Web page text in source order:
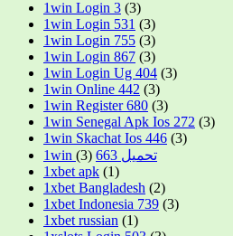
1win Login 3 (3)
1win Login 531 (3)
1win Login 755 (3)
1win Login 867 (3)
1win Login Ug 404 (3)
1win Online 442 (3)
1win Register 680 (3)
1win Senegal Apk Ios 272 (3)
1win Skachat Ios 446 (3)
1win تحميل 663
(3)
1xbet apk (1)
1xbet Bangladesh (2)
1xbet Indonesia 739 (3)
1xbet russian (1)